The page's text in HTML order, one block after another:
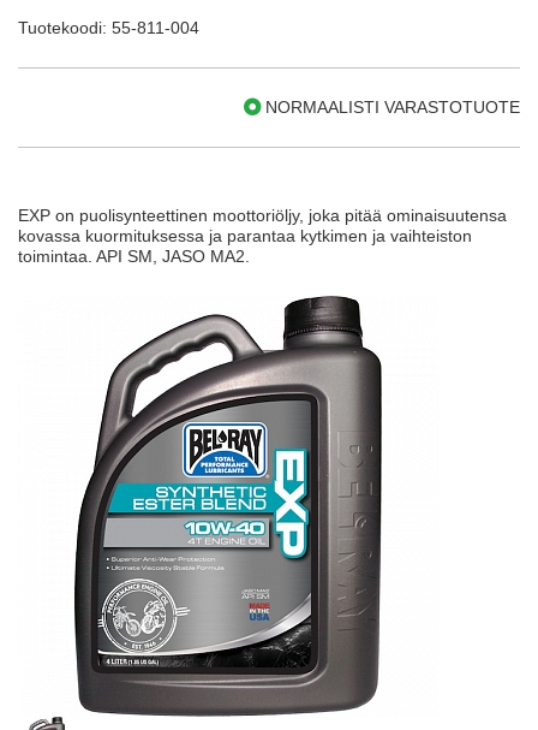
Tuotekoodi: 55-811-004
NORMAALISTI VARASTOTUOTE
EXP on puolisynteettinen moottoriöljy, joka pitää ominaisuutensa
kovassa kuormituksessa ja parantaa kytkimen ja vaihteiston
toimintaa. API SM, JASO MA2.